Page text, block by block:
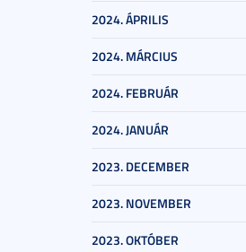
2024. ÁPRILIS
2024. MÁRCIUS
2024. FEBRUÁR
2024. JANUÁR
2023. DECEMBER
2023. NOVEMBER
2023. OKTÓBER